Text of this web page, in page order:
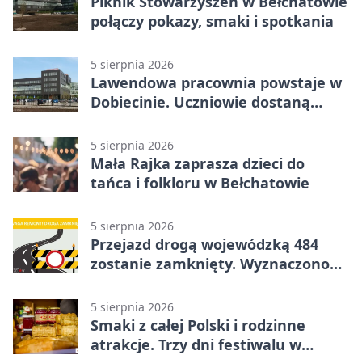
połączy pokazy, smaki i spotkania
5 sierpnia 2026
Lawendowa pracownia powstaje w
Dobiecinie. Uczniowie dostaną
5 sierpnia 2026
Mała Rajka zaprasza dzieci do
tańca i folkloru w Bełchatowie
5 sierpnia 2026
Przejazd drogą wojewódzką 484
zostanie zamknięty. Wyznaczono
5 sierpnia 2026
Smaki z całej Polski i rodzinne
atrakcje. Trzy dni festiwalu w